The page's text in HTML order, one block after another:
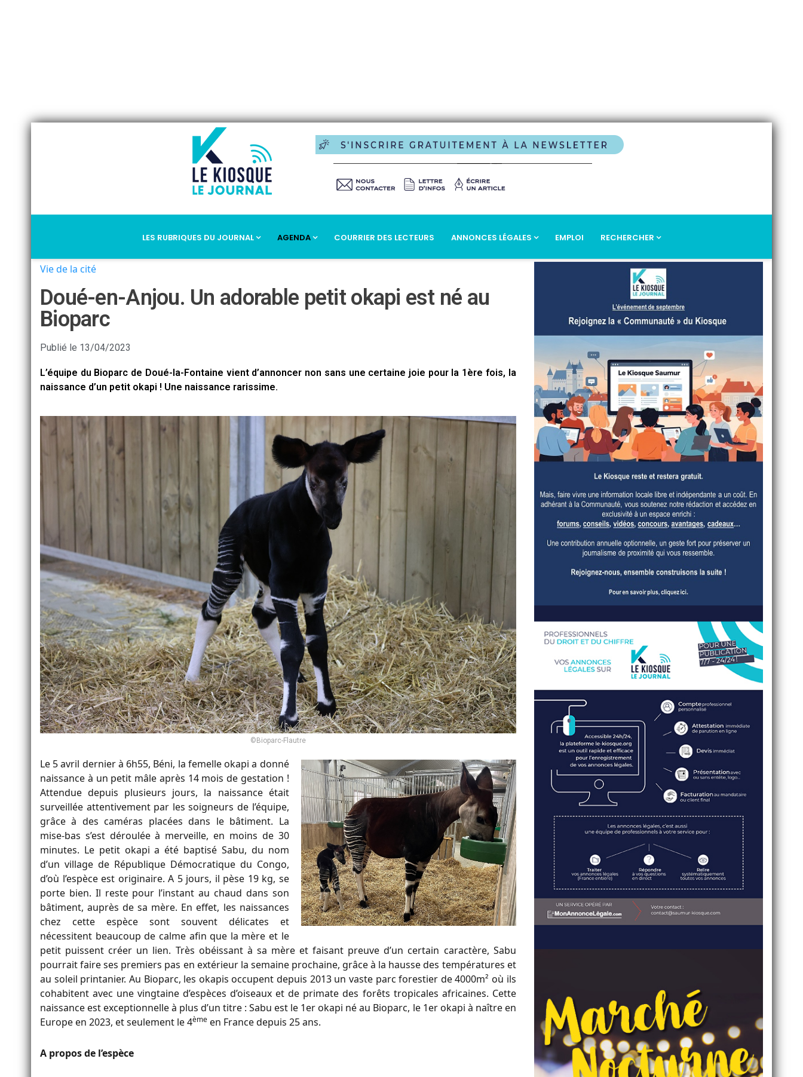
LES RUBRIQUES DU JOURNAL AGENDA COURRIER DES LECTEURS ANNONCES LÉGALES EMPLOI RECHERCHER
Vie de la cité
Doué-en-Anjou. Un adorable petit okapi est né au
Bioparc
Publié le 13/04/2023
L’équipe du Bioparc de Doué-la-Fontaine vient d’annoncer non sans une certaine joie pour la 1ère fois, la
naissance d’un petit okapi ! Une naissance rarissime.
©Bioparc-Flautre
Le 5 avril dernier à 6h55, Béni, la femelle okapi a donné
naissance à un petit mâle après 14 mois de gestation !
Attendue depuis plusieurs jours, la naissance était
surveillée attentivement par les soigneurs de l’équipe,
grâce à des caméras placées dans le bâtiment. La
mise-bas s’est déroulée à merveille, en moins de 30
minutes. Le petit okapi a été baptisé Sabu, du nom
d’un village de République Démocratique du Congo,
d’où l’espèce est originaire. A 5 jours, il pèse 19 kg, se
porte bien. Il reste pour l’instant au chaud dans son
bâtiment, auprès de sa mère. En effet, les naissances
chez cette espèce sont souvent délicates et
nécessitent beaucoup de calme afin que la mère et le
petit puissent créer un lien. Très obéissant à sa mère et faisant preuve d’un certain caractère, Sabu
pourrait faire ses premiers pas en extérieur la semaine prochaine, grâce à la hausse des températures et
au soleil printanier. Au Bioparc, les okapis occupent depuis 2013 un vaste parc forestier de 4000m² où ils
cohabitent avec une vingtaine d’espèces d’oiseaux et de primate des forêts tropicales africaines. Cette
naissance est exceptionnelle à plus d’un titre : Sabu est le 1er okapi né au Bioparc, le 1er okapi à naître en
Europe en 2023, et seulement le 4ème en France depuis 25 ans.
A propos de l’espèce